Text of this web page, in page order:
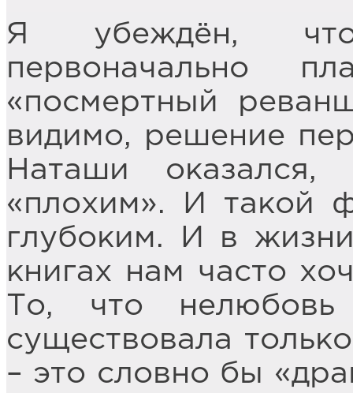
Я убеждён,
первоначально
«посмертный
видимо, решение
Наташи
«плохим». И такой
глубоким. И в
книгах нам часто
То, что
существовала
– это словно бы